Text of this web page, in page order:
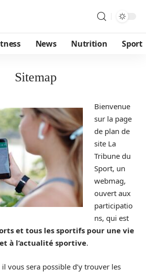
News Nutrition Sport
Sitemap
Bienvenue
sur la page
de plan de
site La
Tribune du
Sport, un
webmag,
ouvert aux
participatio
ns, qui est
et tous les sportifs pour une vie
à l’actualité sportive.
vous sera possible d’y trouver les